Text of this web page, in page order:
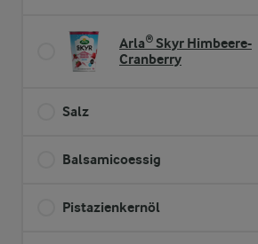
Arla® Skyr Himbeere-
Cranberry
Salz
Balsamicoessig
Pistazienkernöl